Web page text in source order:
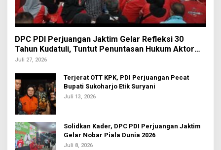
DPC PDI Perjuangan Jaktim Gelar Refleksi 30
Tahun Kudatuli, Tuntut Penuntasan Hukum Aktor
Intelektual
Juli 27, 2026
Terjerat OTT KPK, PDI Perjuangan Pecat
Bupati Sukoharjo Etik Suryani
Juli 13, 2026
Solidkan Kader, DPC PDI Perjuangan Jaktim
Gelar Nobar Piala Dunia 2026
Juli 8, 2026